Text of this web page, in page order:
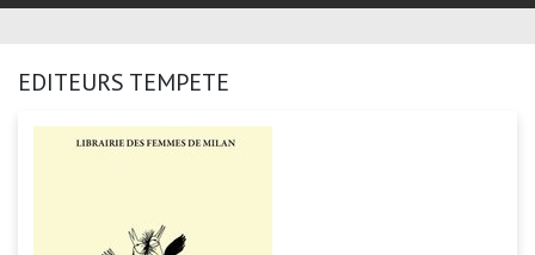
EDITEURS TEMPETE